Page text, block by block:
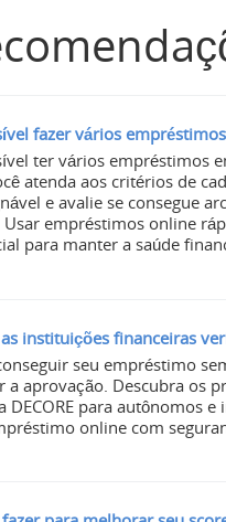
fazer vários
ter vários empréstimos
atenda aos critérios de
e avalie se consegue
Usar empréstimos online
para manter a saúde
instituições financeiras
seu empréstimo
a aprovação. Descubra os
DECORE para autônomos
online com